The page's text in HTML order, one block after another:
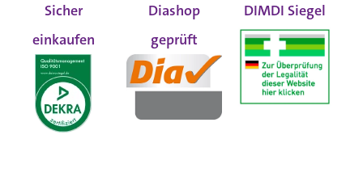
Sicher
einkaufen
Diashop
geprüft
DIMDI Siegel